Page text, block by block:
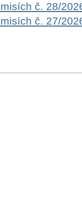
č. 28/
č. 27/